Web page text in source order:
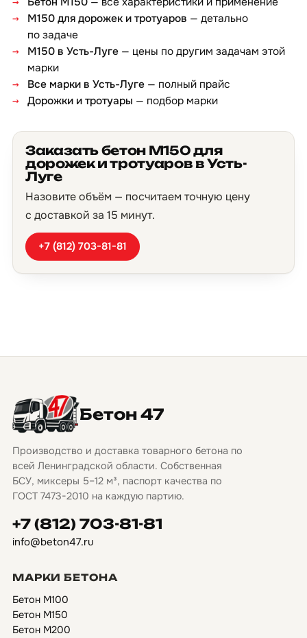
М150 для дорожек и тротуаров — детально
по задаче
М150 в Усть-Луге — цены по другим задачам этой
марки
Все марки в Усть-Луге — полный прайс
Дорожки и тротуары — подбор марки
Заказать бетон М150 для
дорожек и тротуаров в Усть-
Луге
Назовите объём — посчитаем точную цену
с доставкой за 15 минут.
+7 (812) 703-81-81
Бетон 47
Производство и доставка товарного бетона по
всей Ленинградской области. Собственная
БСУ, миксеры 5–12 м³, паспорт качества по
ГОСТ 7473-2010 на каждую партию.
+7 (812) 703-81-81
info@beton47.ru
МАРКИ БЕТОНА
Бетон М100
Бетон М150
Бетон М200